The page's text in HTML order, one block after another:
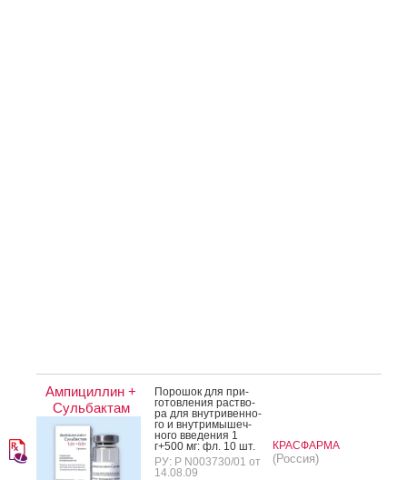
Ампициллин +
Сульбактам
По­рошок для при­
готов­ле­ния рас­тво­
ра для внут­ри­вен­но­
го и внут­ри­мышеч­
но­го вве­дения 1
г+500 мг: фл. 10 шт.
РУ: Р N003730/01 от
14.08.09
КРАСФАРМА
(Россия)